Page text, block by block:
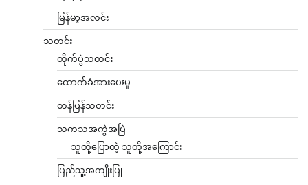
မြန်မာ့အလင်း
သတင်း
တိုက်ပွဲသတင်း
ထောက်ခံအားပေးမှု
တန်ပြန်သတင်း
သကသအကွဲအပြဲ
သူတို့ပြောတဲ့ သူတို့အကြောင်း
ပြည်သူ့အကျိုးပြု